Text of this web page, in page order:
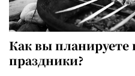
Как вы планируете
праздники?